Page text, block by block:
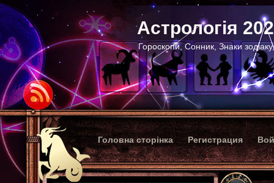
Астрологія
Гороскопи, Сонник, Знаки
Головна сторінка Регистрация